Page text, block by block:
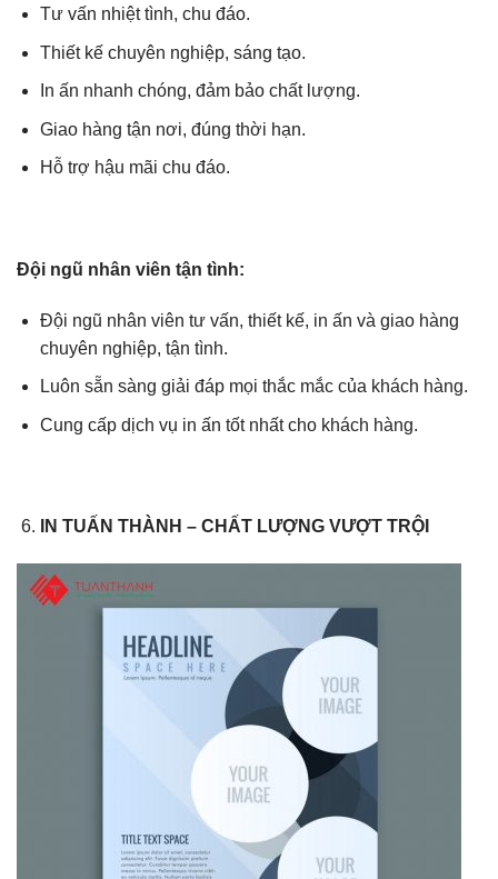
Tư vấn nhiệt tình, chu đáo.
Thiết kế chuyên nghiệp, sáng tạo.
In ấn nhanh chóng, đảm bảo chất lượng.
Giao hàng tận nơi, đúng thời hạn.
Hỗ trợ hậu mãi chu đáo.
Đội ngũ nhân viên tận tình:
Đội ngũ nhân viên tư vấn, thiết kế, in ấn và giao hàng
chuyên nghiệp, tận tình.
Luôn sẵn sàng giải đáp mọi thắc mắc của khách hàng.
Cung cấp dịch vụ in ấn tốt nhất cho khách hàng.
IN TUẤN THÀNH – CHẤT LƯỢNG VƯỢT TRỘI